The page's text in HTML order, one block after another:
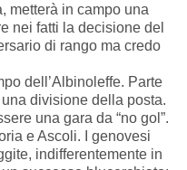
metterà in campo una
nei fatti la decisione del
di rango ma credo
dell’Albinoleffe. Parte
divisione della posta.
una gara da “no gol”.
e Ascoli. I genovesi
indifferentemente in